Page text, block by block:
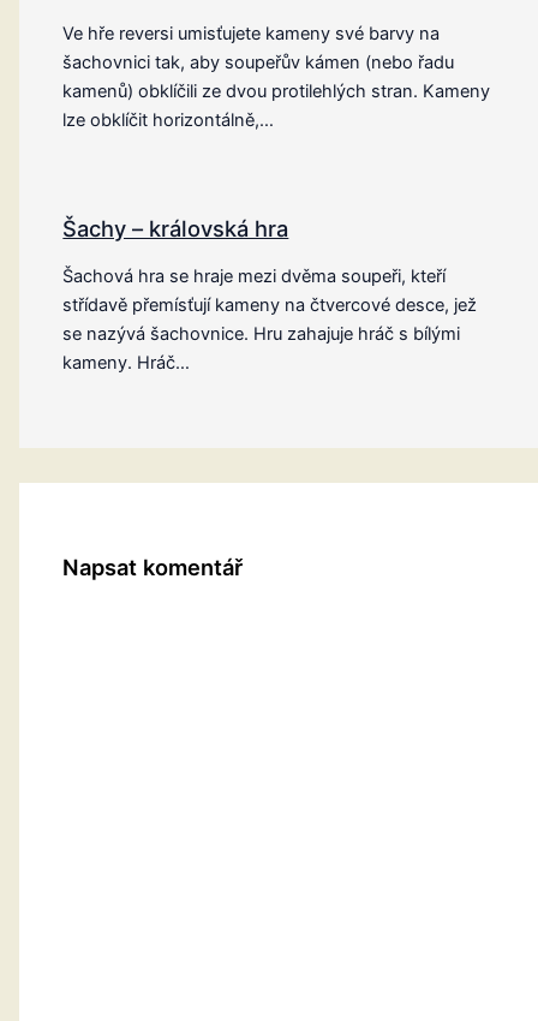
Ve hře reversi umisťujete kameny své barvy na
šachovnici tak, aby soupeřův kámen (nebo řadu
kamenů) obklíčili ze dvou protilehlých stran. Kameny
lze obklíčit horizontálně,…
Šachy – královská hra
Šachová hra se hraje mezi dvěma soupeři, kteří
střídavě přemísťují kameny na čtvercové desce, jež
se nazývá šachovnice. Hru zahajuje hráč s bílými
kameny. Hráč…
Napsat komentář